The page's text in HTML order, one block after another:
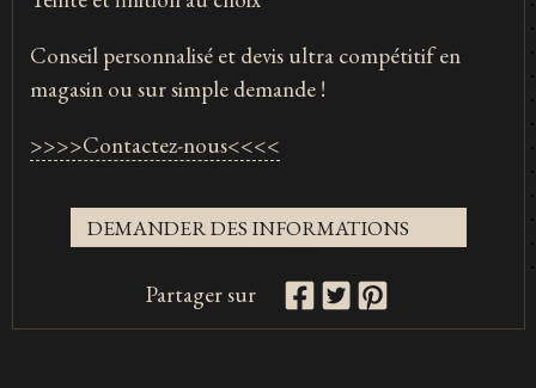
Conseil personnalisé et devis ultra compétitif en
magasin ou sur simple demande !
>>>>Contactez-nous<<<<
DEMANDER DES INFORMATIONS
Partager sur